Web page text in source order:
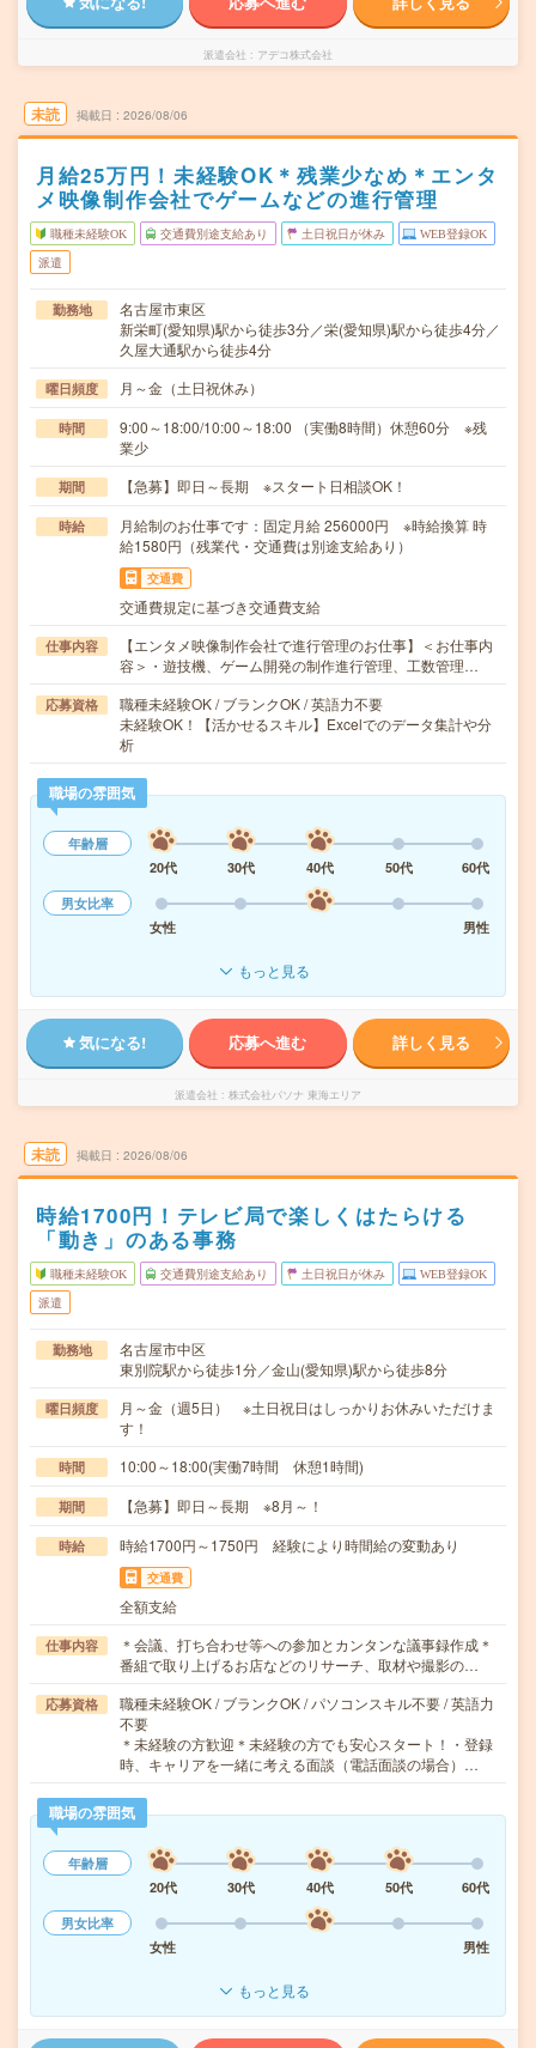
派遣会社 アデコ株式会社
未読 掲載日 2026/08/06
月給25万円！未経験OK＊残業少なめ＊エンタ
メ映像制作会社でゲームなどの進行管理
職種未経験OK 交通費別途支給あり 土日祝日が休み WEB登録OK
派遣
勤務地
名古屋市東区
新栄町(愛知県)駅から徒歩3分／栄(愛知県)駅から徒歩4分／
久屋大通駅から徒歩4分
曜日頻度 月～金（土日祝休み）
時間
9:00～18:00/10:00～18:00 （実働8時間）休憩60分 ※残
業少
期間 【急募】即日～長期 ※スタート日相談OK！
時給
月給制のお仕事です：固定月給 256000円 ※時給換算 時
給1580円（残業代・交通費は別途支給あり）
交通費
交通費規定に基づき交通費支給
仕事内容
【エンタメ映像制作会社で進行管理のお仕事】＜お仕事内
容＞・遊技機、ゲーム開発の制作進行管理、工数管理…
応募資格
職種未経験OK / ブランクOK / 英語力不要
未経験OK！【活かせるスキル】Excelでのデータ集計や分
析
職場の雰囲気
年齢層
20代
30代 40代 50代
60代
男女比率
女性
男性
もっと見る
気になる! 応募へ進む 詳しく見る
派遣会社 株式会社パソナ 東海エリア
未読 掲載日 2026/08/06
時給1700円！テレビ局で楽しくはたらける
「動き」のある事務
職種未経験OK 交通費別途支給あり 土日祝日が休み WEB登録OK
派遣
勤務地
名古屋市中区
東別院駅から徒歩1分／金山(愛知県)駅から徒歩8分
曜日頻度
月～金（週5日） ※土日祝日はしっかりお休みいただけま
す！
時間 10:00～18:00(実働7時間 休憩1時間)
期間 【急募】即日～長期 ※8月～！
時給 時給1700円～1750円 経験により時間給の変動あり
交通費
全額支給
仕事内容
＊会議、打ち合わせ等への参加とカンタンな議事録作成＊
番組で取り上げるお店などのリサーチ、取材や撮影の…
応募資格
職種未経験OK / ブランクOK / パソコンスキル不要 / 英語力
不要
＊未経験の方歓迎＊未経験の方でも安心スタート！・登録
時、キャリアを一緒に考える面談（電話面談の場合）…
職場の雰囲気
年齢層
20代
30代 40代 50代
60代
男女比率
女性
男性
もっと見る